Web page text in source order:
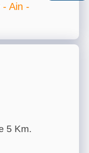
- Ain -
5 Km.